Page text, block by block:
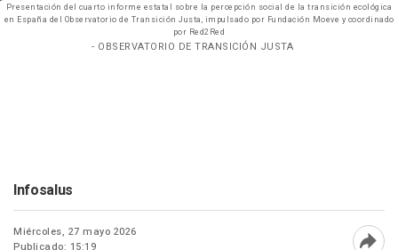
Presentación del cuarto informe estatal sobre la percepción social de la transición ecológica
en España del Observatorio de Transición Justa, impulsado por Fundación Moeve y coordinado
por Red2Red
- OBSERVATORIO DE TRANSICIÓN JUSTA
Infosalus
Miércoles, 27 mayo 2026
Publicado: 15:19